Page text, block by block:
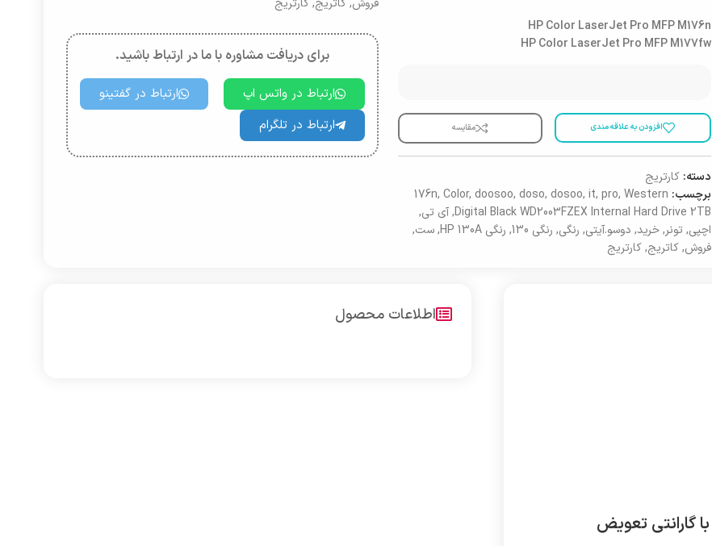
HP Color LaserJet Pro MFP M176n
HP Color LaserJet Pro MFP M177fw
افزودن به علاقه مندی مقایسه
دسته: کارتریج
برچسب:
176n, Color, doosoo, doso, dosoo, it, pro, Western
Digital Black WD2003FZEX Internal Hard Drive 2TB
, آی تی,
اچپی, تونر, خرید, دوسو.آیتی, رنگی, رنگی 130 , رنگی HP 130A , ست,
فروش, کاتریج, کارتریج
برای دریافت مشاوره با ما در ارتباط باشید.
ارتباط در واتس اپ
ارتباط در گفتینو
ارتباط در تلگرام
اطلاعات محصول